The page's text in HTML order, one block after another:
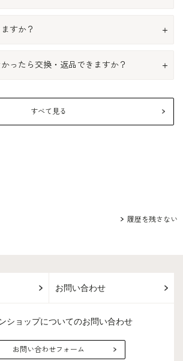
すか？
ったら交換・返品できますか？
すべて見る
履歴を残さない
お問い合わせ
ショップについてのお問い合わせ
お問い合わせフォーム